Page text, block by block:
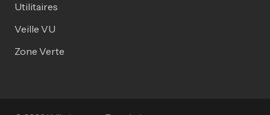
Utilitaires
Veille VU
Zone Verte